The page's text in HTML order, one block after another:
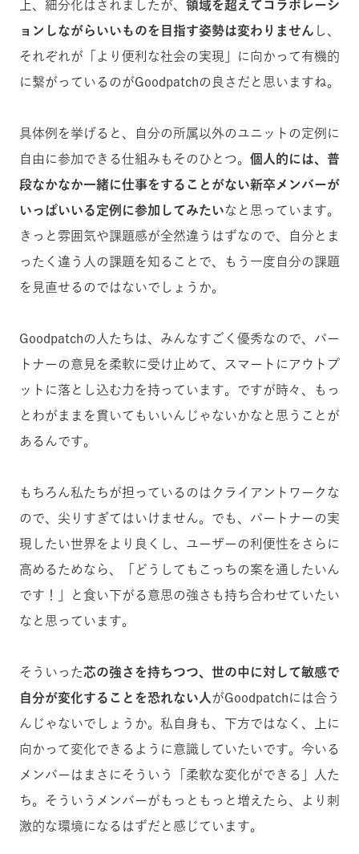
上、細分化はされましたが、 領域を超えてコラボレーシ
ョンしながらいいものを目指す姿勢は変わりません し、
それぞれが「より便利な社会の実現」に向かって有機的
に繋がっているのがGoodpatchの良さだと思いますね。
具体例を挙げると、自分の所属以外のユニットの定例に
自由に参加できる仕組みもそのひとつ。 個人的には、普
段なかなか一緒に仕事をすることがない新卒メンバーが
いっぱいいる定例に参加してみたいなと思っています。
きっと雰囲気や課題感が全然違うはずなので、自分とま
ったく違う人の課題を知ることで、もう一度自分の課題
を見直せるのではないでしょうか。
Goodpatchの人たちは、みんなすごく優秀なので、パー
トナーの意見を柔軟に受け止めて、スマートにアウトプ
ットに落とし込む力を持っています。ですが時々、もっ
とわがままを貫いてもいいんじゃないかなと思うことが
あるんです。
もちろん私たちが担っているのはクライアントワークな
ので、尖りすぎてはいけません。でも、パートナーの実
現したい世界をより良くし、ユーザーの利便性をさらに
高めるためなら、「どうしてもこっちの案を通したいん
です！」と食い下がる意思の強さも持ち合わせていたい
なと思っています。
そういった芯の強さを持ちつつ、世の中に対して敏感で
自分が変化することを恐れない人 がGoodpatchには合う
んじゃないでしょうか。私自身も、下方ではなく、上に
向かって変化できるように意識していたいです。今いる
メンバーはまさにそういう「柔軟な変化ができる」人た
ち。そういうメンバーがもっともっと増えたら、より刺
激的な環境になるはずだと感じています。